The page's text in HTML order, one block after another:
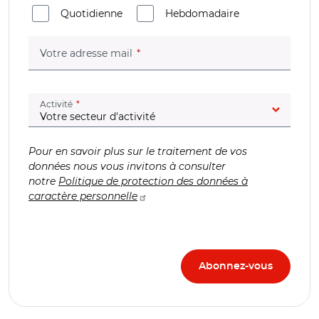
Quotidienne
Hebdomadaire
Votre adresse mail (champ obligatoire)
Activité (champ obligatoire)
Pour en savoir plus sur le traitement de vos
données nous vous invitons à consulter
notre Politique de protection des données à
caractère personnelle